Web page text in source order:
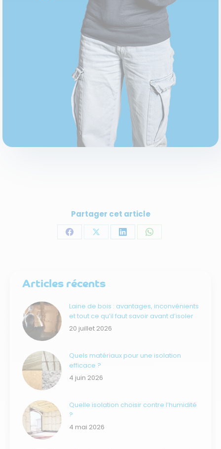
Partager cet article
PartagerPartagerPartagerPartager
Articles récents
Laine de bois : avantages, inconvénients
et tout ce qu’il faut savoir avant d’isoler
20 juillet 2026
Quels matériaux pour une isolation
efficace ?
4 juin 2026
Quelle isolation choisir contre l’humidité
?
4 mai 2026